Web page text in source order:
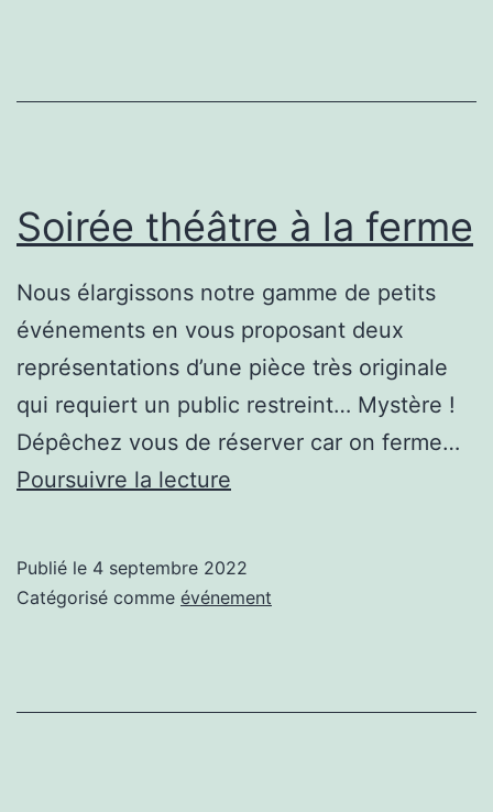
Soirée théâtre à la ferme
Nous élargissons notre gamme de petits
événements en vous proposant deux
représentations d’une pièce très originale
qui requiert un public restreint… Mystère !
Dépêchez vous de réserver car on ferme…
Poursuivre la lecture
la
Publié le 4 septembre 2022
Catégorisé comme événement